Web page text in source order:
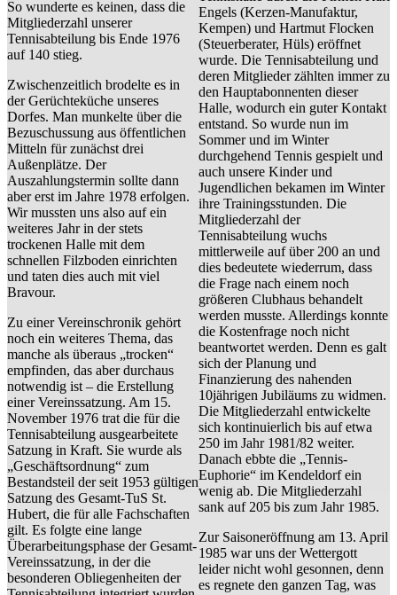
So wunderte es keinen, dass die
Mitgliederzahl unserer
Tennisabteilung bis Ende 1976
auf 140 stieg.
Zwischenzeitlich brodelte es in
der Gerüchteküche unseres
Dorfes. Man munkelte über die
Bezuschussung aus öffentlichen
Mitteln für zunächst drei
Außenplätze. Der
Auszahlungstermin sollte dann
aber erst im Jahre 1978 erfolgen.
Wir mussten uns also auf ein
weiteres Jahr in der stets
trockenen Halle mit dem
schnellen Filzboden einrichten
und taten dies auch mit viel
Bravour.
Zu einer Vereinschronik gehört
noch ein weiteres Thema, das
manche als überaus „trocken“
empfinden, das aber durchaus
notwendig ist – die Erstellung
einer Vereinssatzung. Am 15.
November 1976 trat die für die
Tennisabteilung ausgearbeitete
Satzung in Kraft. Sie wurde als
„Geschäftsordnung“ zum
Bestandsteil der seit 1953 gültigen
Satzung des Gesamt-TuS St.
Hubert, die für alle Fachschaften
gilt. Es folgte eine lange
Überarbeitungsphase der Gesamt-
Vereinssatzung, in der die
besonderen Obliegenheiten der
Engels (Kerzen-Manufaktur,
Kempen) und Hartmut Flocken
(Steuerberater, Hüls) eröffnet
wurde. Die Tennisabteilung und
deren Mitglieder zählten immer zu
den Hauptabonnenten dieser
Halle, wodurch ein guter Kontakt
entstand. So wurde nun im
Sommer und im Winter
durchgehend Tennis gespielt und
auch unsere Kinder und
Jugendlichen bekamen im Winter
ihre Trainingsstunden. Die
Mitgliederzahl der
Tennisabteilung wuchs
mittlerweile auf über 200 an und
dies bedeutete wiederrum, dass
die Frage nach einem noch
größeren Clubhaus behandelt
werden musste. Allerdings konnte
die Kostenfrage noch nicht
beantwortet werden. Denn es galt
sich der Planung und
Finanzierung des nahenden
10jährigen Jubiläums zu widmen.
Die Mitgliederzahl entwickelte
sich kontinuierlich bis auf etwa
250 im Jahr 1981/82 weiter.
Danach ebbte die „Tennis-
Euphorie“ im Kendeldorf ein
wenig ab. Die Mitgliederzahl
sank auf 205 bis zum Jahr 1985.
Zur Saisoneröffnung am 13. April
1985 war uns der Wettergott
leider nicht wohl gesonnen, denn
es regnete den ganzen Tag, was